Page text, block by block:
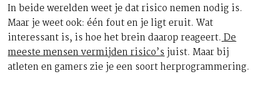
In beide werelden weet je dat risico nemen nodig is.
Maar je weet ook: één fout en je ligt eruit. Wat
interessant is, is hoe het brein daarop reageert.De
meeste mensen vermijden risico’sjuist. Maar bij
atleten en gamers zie je een soort herprogrammering.